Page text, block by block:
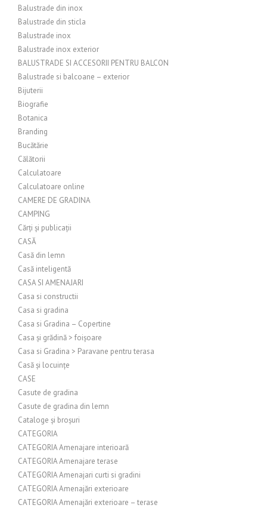
Balustrade din inox
Balustrade din sticla
Balustrade inox
Balustrade inox exterior
BALUSTRADE SI ACCESORII PENTRU BALCON
Balustrade si balcoane – exterior
Bijuterii
Biografie
Botanica
Branding
Bucătărie
Călătorii
Calculatoare
Calculatoare online
CAMERE DE GRADINA
CAMPING
Cărți și publicații
CASĂ
Casă din lemn
Casă inteligentă
CASA SI AMENAJARI
Casa si constructii
Casa si gradina
Casa si Gradina – Copertine
Casa și grădină > foișoare
Casa si Gradina > Paravane pentru terasa
Casă și locuințe
CASE
Casute de gradina
Casute de gradina din lemn
Cataloge și broșuri
CATEGORIA
CATEGORIA Amenajare interioară
CATEGORIA Amenajare terase
CATEGORIA Amenajari curti si gradini
CATEGORIA Amenajări exterioare
CATEGORIA Amenajări exterioare – terase